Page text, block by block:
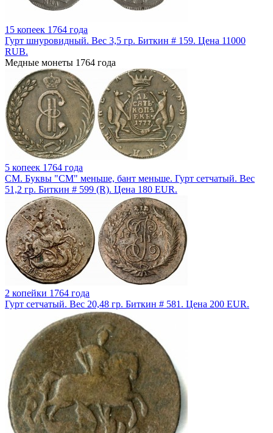
15 копеек 1764 года
Гурт шнуровидный. Вес 3,5 гр. Биткин # 159. Цена 11000
RUB.
Медные монеты 1764 года
5 копеек 1764 года
СМ. Буквы "СМ" меньше, бант меньше. Гурт сетчатый. Вес
51,2 гр. Биткин # 599 (R). Цена 180 EUR.
2 копейки 1764 года
Гурт сетчатый. Вес 20,48 гр. Биткин # 581. Цена 200 EUR.